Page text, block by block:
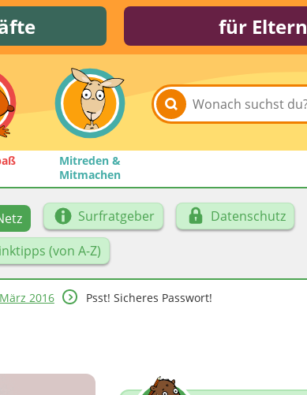
für Eltern
Mitreden &
Mitmachen
Surfratgeber
Datenschutz
(von A-Z)
2016 Psst! Sicheres Passwort!